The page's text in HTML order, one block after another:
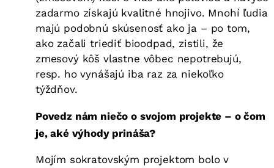
zadarmo získajú kvalitné hnojivo. Mnohí ľudia
majú podobnú skúsenosť ako ja – po tom,
ako začali triediť bioodpad, zistili, že
zmesový kôš vlastne vôbec nepotrebujú,
resp. ho vynášajú iba raz za niekoľko
týždňov.
Povedz nám niečo o svojom projekte – o čom
je, aké výhody prináša?
Mojím sokratovským projektom bolo v